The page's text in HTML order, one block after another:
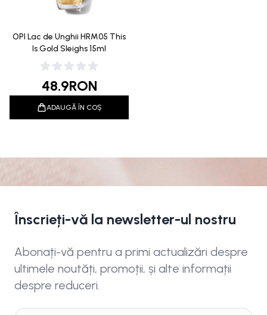
OPI Lac de Unghii HRM05 This
Is Gold Sleighs 15ml
48.9RON
ADAUGĂ ÎN COȘ
Înscrieți-vă la newsletter-ul nostru
Abonați-vă pentru a primi actualizări despre
ultimele noutăți, promoții, și alte informații
despre reduceri.